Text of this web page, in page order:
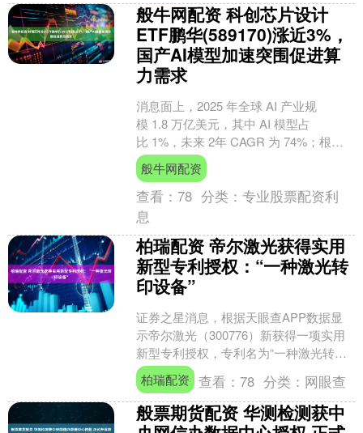
般牛网配资 科创芯片设计
ETF鹏华(589170)涨近3%，
国产AI模型加速突围促进算
力需求
消息面上，2025 年全球 AI 产业规
模 1.8 万亿美元，其中 AI 模型占
比 1%，未来 2年 CAGR 为 74%；根据
IDC 数据，活跃 Agent ....
般牛网配资
查看：78 分类：专业股票配资利
息
柏瑞配资 帝尔激光获得实用
新型专利授权：“一种激光转
印设备”
证券之星消息，根据天眼查APP数据显
示帝尔激光（300776）新获得一项实用
新型专利授权，专利名为“一种激光转印
设备”，专利申请号为
CN202520847952....
柏瑞配资 查看：78 分类： 网眼查
般票期货配资 华测检测获中